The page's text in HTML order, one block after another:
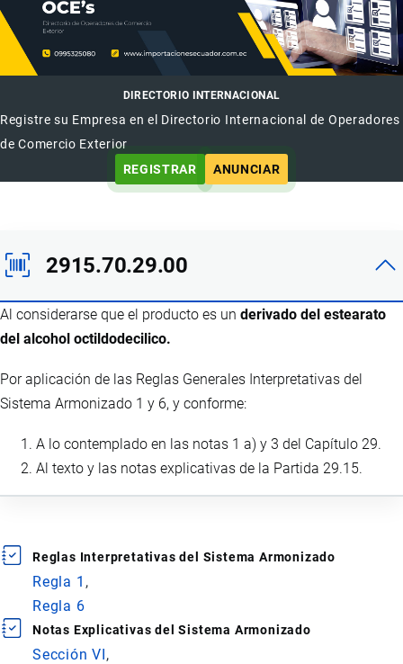
DIRECTORIO INTERNACIONAL
Registre su Empresa en el Directorio Internacional de Operadores
de Comercio Exterior
REGISTRAR
ANUNCIAR
2915.70.29.00
Al considerarse que el producto es un derivado del estearato
del alcohol octildodecilico.
Por aplicación de las Reglas Generales Interpretativas del
Sistema Armonizado 1 y 6, y conforme:
A lo contemplado en las notas 1 a) y 3 del Capítulo 29.
Al texto y las notas explicativas de la Partida 29.15.
Reglas Interpretativas del Sistema Armonizado
Regla 1
Regla 6
Notas Explicativas del Sistema Armonizado
Sección VI